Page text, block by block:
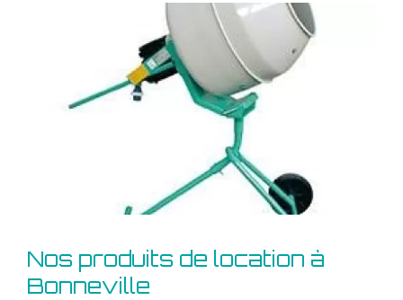
Nos produits de location à
Bonneville